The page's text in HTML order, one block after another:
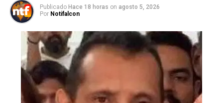
Publicado Hace 18 horas on agosto 5, 2026
Por Notifalcon